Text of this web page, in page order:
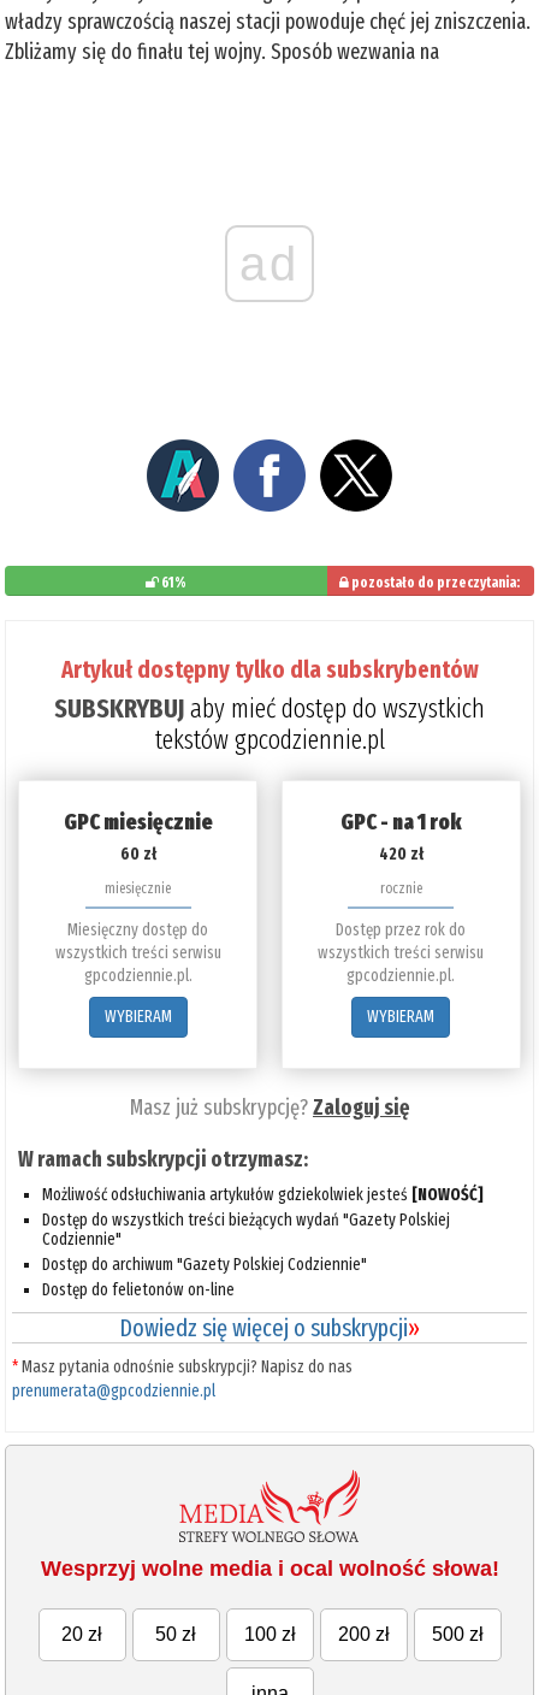
władzy sprawczością naszej stacji powoduje chęć jej zniszczenia.
Zbliżamy się do finału tej wojny. Sposób wezwania na
ad
61%
pozostało do przeczytania:
Artykuł dostępny tylko dla subskrybentów
SUBSKRYBUJaby mieć dostęp do wszystkich
tekstów gpcodziennie.pl
GPC miesięcznie
60 zł
miesięcznie
Miesięczny dostęp do
wszystkich treści serwisu
gpcodziennie.pl.
WYBIERAM
GPC - na 1 rok
420 zł
rocznie
Dostęp przez rok do
wszystkich treści serwisu
gpcodziennie.pl.
WYBIERAM
Masz już subskrypcję?Zaloguj się
W ramach subskrypcji otrzymasz:
Możliwość odsłuchiwania artykułów gdziekolwiek jesteś [NOWOŚĆ]
Dostęp do wszystkich treści bieżących wydań "Gazety Polskiej
Codziennie"
Dostęp do archiwum "Gazety Polskiej Codziennie"
Dostęp do felietonów on-line
Dowiedz się więcej o subskrypcji»
*Masz pytania odnośnie subskrypcji? Napisz do nas
prenumerata@gpcodziennie.pl
Wesprzyj wolne media i ocal wolność słowa!
20 zł 50 zł 100 zł 200 zł 500 zł